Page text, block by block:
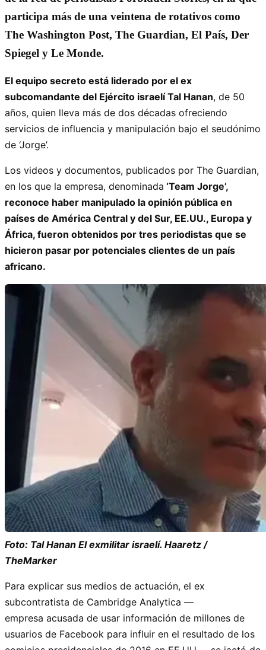
participa más de una veintena de rotativos como
The Washington Post, The Guardian, El País, Der
Spiegel y Le Monde.
El equipo secreto está liderado por el ex
subcomandante del Ejército israelí Tal Hanan, de 50
años, quien lleva más de dos décadas ofreciendo
servicios de influencia y manipulación bajo el seudónimo
de ‘Jorge’.
Los videos y documentos, publicados por The Guardian,
en los que la empresa, denominada ‘Team Jorge’,
reconoce haber manipulado la opinión pública en
países de América Central y del Sur, EE.UU., Europa y
África, fueron obtenidos por tres periodistas que se
hicieron pasar por potenciales clientes de un país
africano.
Foto: Tal Hanan El exmilitar israelí. Haaretz /
TheMarker
Para explicar sus medios de actuación, el ex
subcontratista de Cambridge Analytica —
empresa acusada de usar información de millones de
usuarios de Facebook para influir en el resultado de los